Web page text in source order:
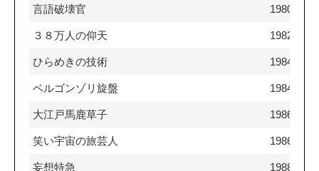
言語破壊官 1980
３８万人の仰天 1982
ひらめきの技術 1984
ベルゴンゾリ旋盤 1984
大江戸馬鹿草子 1986
笑い宇宙の旅芸人 1986
妄想特急 1988